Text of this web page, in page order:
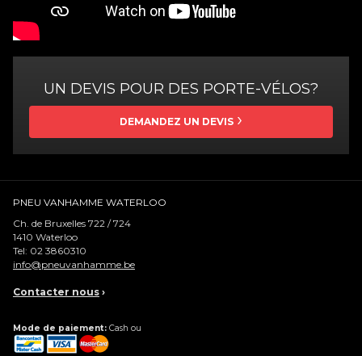
UN DEVIS POUR DES PORTE-VÉLOS?
DEMANDEZ UN DEVIS
PNEU VANHAMME WATERLOO
Ch. de Bruxelles 722 / 724
1410 Waterloo
Tel: 02 3860310
info@pneuvanhamme.be
Contacter nous ›
Mode de paiement: Cash ou